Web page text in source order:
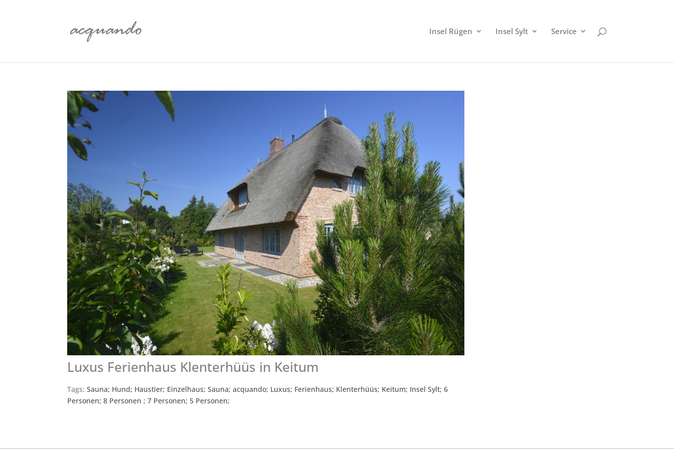
Insel Rügen Insel Sylt Service
Luxus Ferienhaus Klenterhüüs in Keitum
Tags:Sauna; Hund; Haustier; Einzelhaus; Sauna; acquando; Luxus; Ferienhaus; Klenterhüüs; Keitum; Insel Sylt; 6
Personen; 8 Personen ; 7 Personen; 5 Personen;